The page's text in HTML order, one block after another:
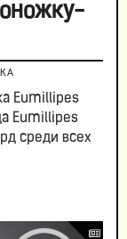
Eumillipes
Eumillipes
среди всех